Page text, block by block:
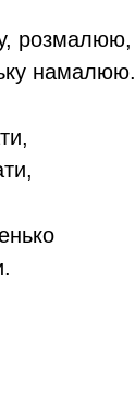
розмалюю,
намалюю.